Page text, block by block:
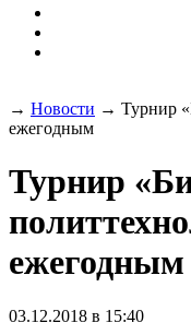
→ Новости → Турнир
ежегодным
Турнир
ежегодным
03.12.2018 в 15:40